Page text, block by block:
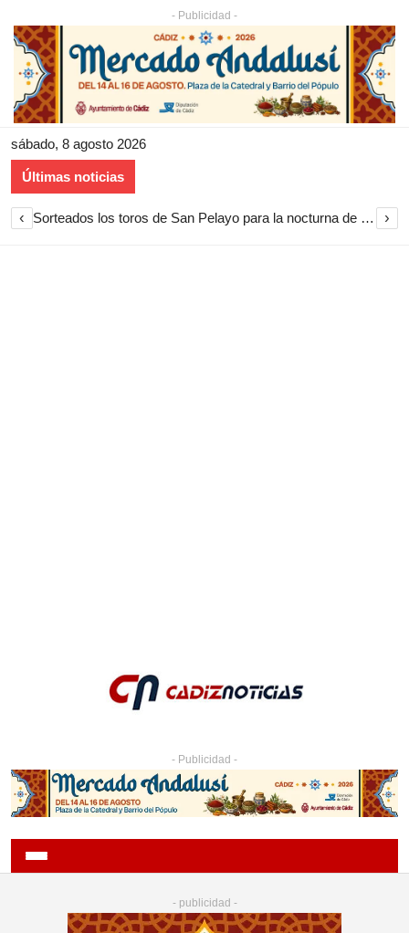
- Publicidad -
sábado, 8 agosto 2026
Últimas noticias
‹ Sorteados los toros de San Pelayo para la nocturna de rejones en El Puerto de Santa María ›
- Publicidad -
- publicidad -